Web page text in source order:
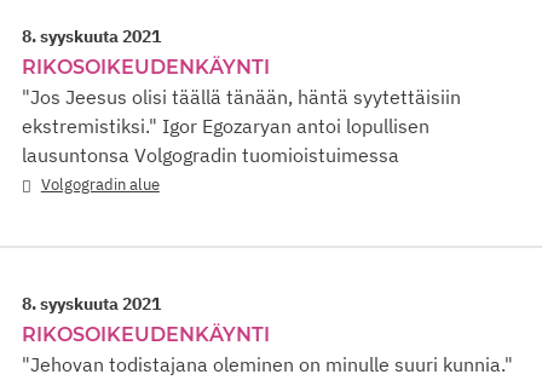
8. syyskuuta 2021
RIKOSOIKEUDENKÄYNTI
"Jos Jeesus olisi täällä tänään, häntä syytettäisiin
ekstremistiksi." Igor Egozaryan antoi lopullisen
lausuntonsa Volgogradin tuomioistuimessa
Volgogradin alue
8. syyskuuta 2021
RIKOSOIKEUDENKÄYNTI
"Jehovan todistajana oleminen on minulle suuri kunnia."